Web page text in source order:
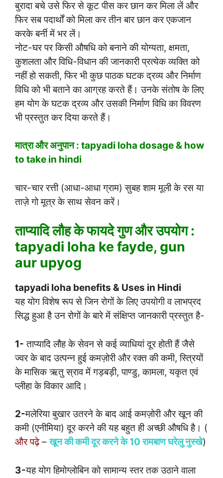
बुरादा बचे उसे फिर से कूट पीस कर छान कर मिला लें और
फिर सब पदार्थों को मिला कर तीन बार छान कर एकजान
करके बर्नी में भर लें।
नोट-घर पर किसी औषधि को बनाने की योग्यता, क्षमता,
कुशलता और विधि-विधान की जानकारी प्रत्येक व्यक्ति को
नहीं हो सकती, फिर भी कुछ पाठक घटक द्रव्य और निर्माण
विधि को भी बताने का आग्रह करते हैं। उनके संतोष के लिए
हम योग के घटक द्रव्य और उसकी निर्माण विधि का विवरण
भी प्रस्तुत कर दिया करते हैं।
मात्रा और अनुपान : tapyadi loha dosage & how
to take in hindi
चार-चार रत्ती (आधा-आधा ग्राम) सुबह शाम मूली के रस या
ताज़े गो मूत्र के साथ सेवन करें।
ताप्यादि लौह के फायदे गुण और उपयोग :
tapyadi loha ke fayde, gun
aur upyog
tapyadi loha benefits & Uses in Hindi
यह योग विशेष रूप से जिन रोगों के लिए उपयोगी व लाभप्रद
सिद्ध हुआ है उन रोगों के बारे में संक्षिप्त जानकारी प्रस्तुत है-
1- ताप्यादि लौह के सेवन से कई व्याधियां दूर होती हैं जैसे
ज्वर के बाद उत्पन्न हुई कमज़ोरी और रक्त की कमी, स्त्रियों
के मासिक ऋतु स्राव में गड़बड़ी, पाण्डु, कामला, यकृत एवं
प्लीहा के विकार आदि।
2-मलेरिया बुखार उतरने के बाद आई कमज़ोरी और खून की
कमी (एनीमिया) दूर करने की यह बहुत ही अच्छी औषधि है। (
और पढ़े–खून की कमी दूर करने के 10 रामबाण घरेलु नुस्खे)
3-यह योग हिमोग्लोबिन को सामान्य स्तर तक उठाने वाला